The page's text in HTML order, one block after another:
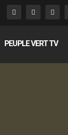
PEUPLE VERT TV